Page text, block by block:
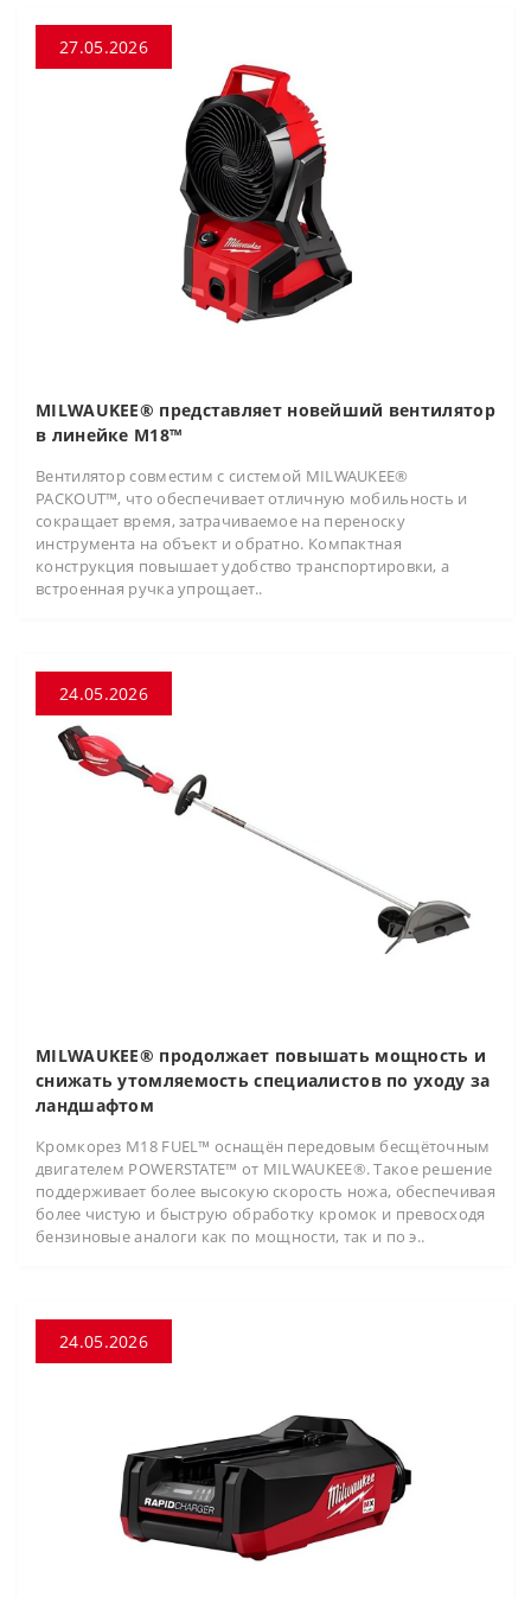
27.05.2026
MILWAUKEE® представляет новейший вентилятор
в линейке M18™
Вентилятор совместим с системой MILWAUKEE®
PACKOUT™, что обеспечивает отличную мобильность и
сокращает время, затрачиваемое на переноску
инструмента на объект и обратно. Компактная
конструкция повышает удобство транспортировки, а
встроенная ручка упрощает..
24.05.2026
MILWAUKEE® продолжает повышать мощность и
снижать утомляемость специалистов по уходу за
ландшафтом
Кромкорез M18 FUEL™ оснащён передовым бесщёточным
двигателем POWERSTATE™ от MILWAUKEE®. Такое решение
поддерживает более высокую скорость ножа, обеспечивая
более чистую и быструю обработку кромок и превосходя
бензиновые аналоги как по мощности, так и по э..
24.05.2026